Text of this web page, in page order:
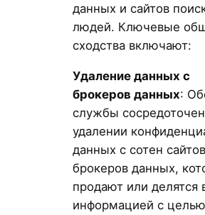
данных и сайтов
людей. Ключевые
сходства включают:
Удаление данных с
брокеров данных:
службы
удалении
данных с сотен сайтов
брокеров данных,
продают или делятся
информацией с целью